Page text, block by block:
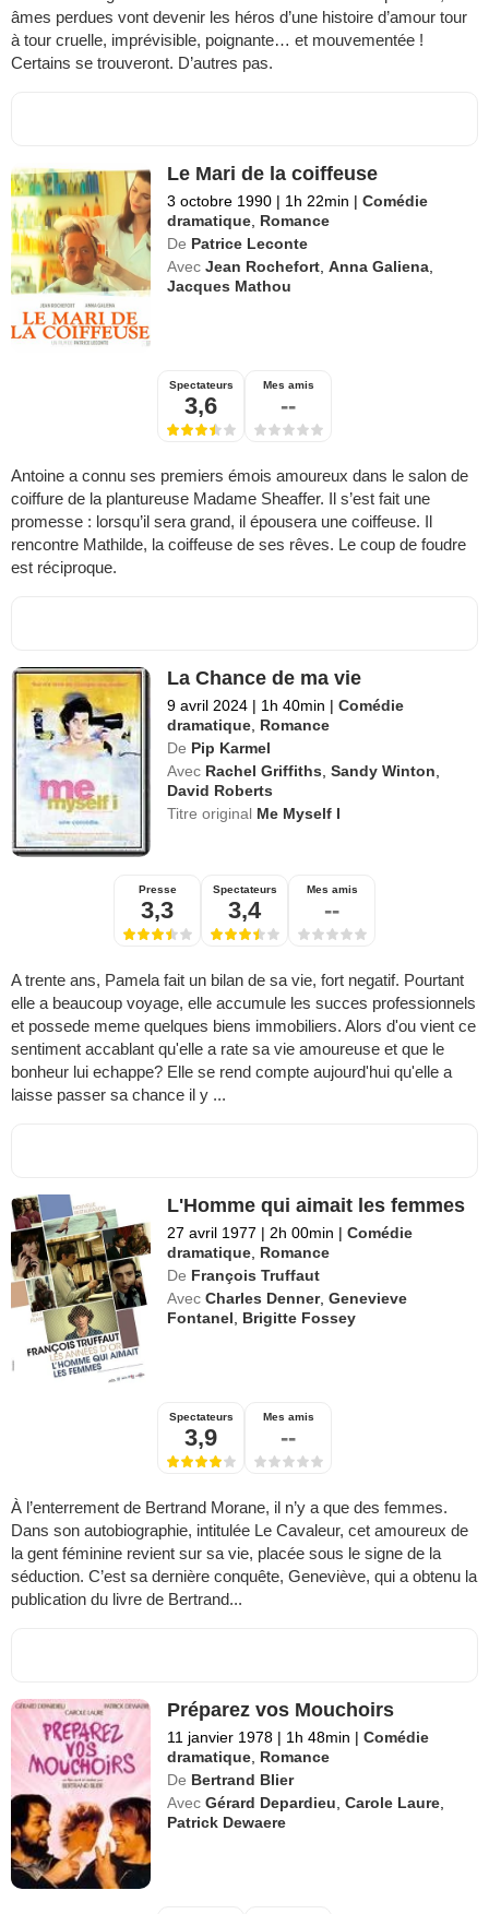
âmes perdues vont devenir les héros d’une histoire d’amour tour
à tour cruelle, imprévisible, poignante… et mouvementée !
Certains se trouveront. D’autres pas.
Le Mari de la coiffeuse
3 octobre 1990 | 1h 22min | Comédie
dramatique, Romance
De Patrice Leconte
Avec Jean Rochefort,Anna Galiena,
Jacques Mathou
Spectateurs
3,6
Mes amis
--
Antoine a connu ses premiers émois amoureux dans le salon de
coiffure de la plantureuse Madame Sheaffer. Il s’est fait une
promesse : lorsqu’il sera grand, il épousera une coiffeuse. Il
rencontre Mathilde, la coiffeuse de ses rêves. Le coup de foudre
est réciproque.
La Chance de ma vie
9 avril 2024 | 1h 40min | Comédie
dramatique Romance
De Pip Karmel
Avec Rachel Griffiths ,Sandy Winton
David Roberts
Titre original Me Myself I
Presse
3,3
Spectateurs
3,4
Mes amis
--
A trente ans, Pamela fait un bilan de sa vie, fort negatif. Pourtant
elle a beaucoup voyage, elle accumule les succes professionnels
et possede meme quelques biens immobiliers. Alors d'ou vient ce
sentiment accablant qu'elle a rate sa vie amoureuse et que le
bonheur lui echappe? Elle se rend compte aujourd'hui qu'elle a
laisse passer sa chance il y ...
L'Homme qui aimait les femmes
27 avril 1977 | 2h 00min | Comédie
dramatique Romance
De François Truffaut
Avec Charles Denner,Genevieve
Fontanel
Brigitte Fossey
Spectateurs
3,9
Mes amis
--
À l’enterrement de Bertrand Morane, il n’y a que des femmes.
Dans son autobiographie, intitulée Le Cavaleur, cet amoureux de
la gent féminine revient sur sa vie, placée sous le signe de la
séduction. C’est sa dernière conquête, Geneviève, qui a obtenu la
publication du livre de Bertrand...
Préparez vos Mouchoirs
11 janvier 1978 | 1h 48min | Comédie
dramatique Romance
De Bertrand Blier
Avec Gérard Depardieu ,Carole Laure
Patrick Dewaere